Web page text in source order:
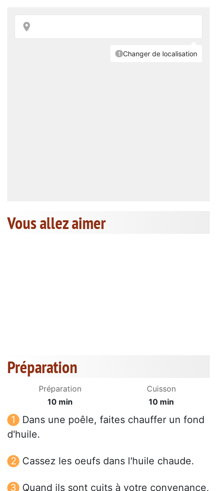
Vous allez aimer
Préparation
Préparation
10 min
Cuisson
10 min
Dans une poêle, faites chauffer un fond
d'huile.
Cassez les oeufs dans l'huile chaude.
Quand ils sont cuits à votre convenance,